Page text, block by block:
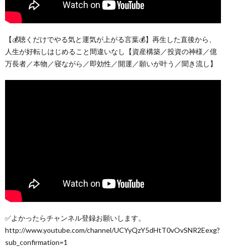
【💰聴くだけでやる気と運気が上がる言葉💰】再生した直後から、
人生が好転しはじめること間違いなし【資産構築／投資の神様／億
万長者／本物／寝ながら／即効性／開運／願いが叶う／聞き流し】
✅よかったらチャンネル登録お願いします。
http://www.youtube.com/channel/UCYyQzY5dHtT0vOvSNR2Eexg?
sub_confirmation=1